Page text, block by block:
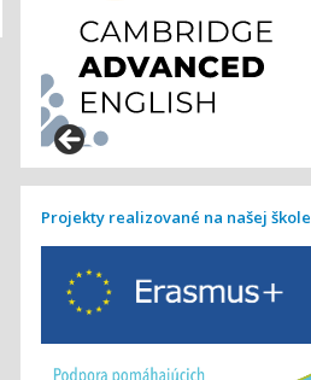
Projekty realizované na našej škole